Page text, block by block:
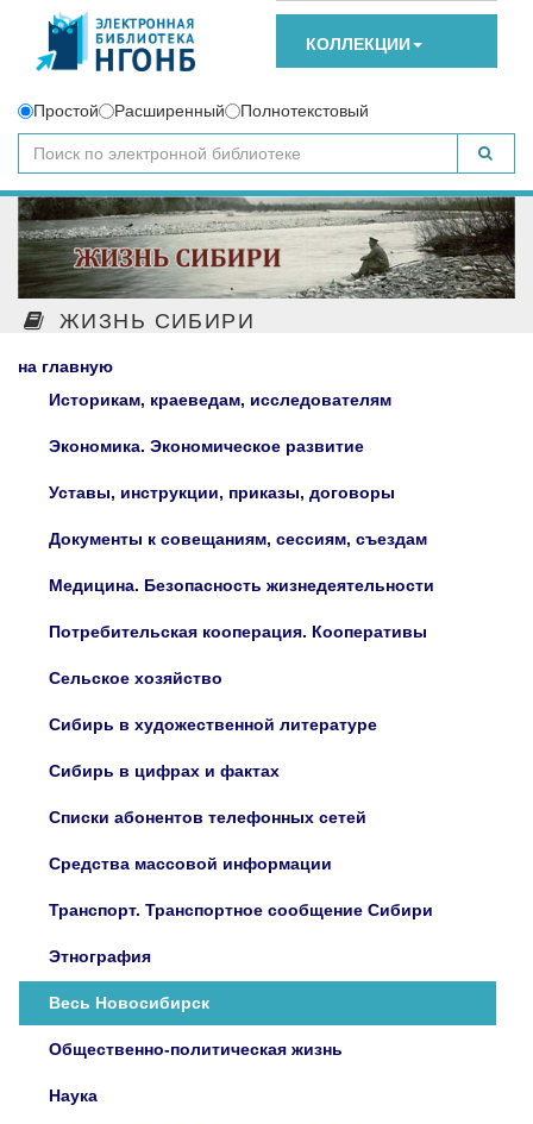
КОЛЛЕКЦИИ
Простой Расширенный Полнотекстовый
ЖИЗНЬ СИБИРИ
на главную
Историкам, краеведам, исследователям
Экономика. Экономическое развитие
Уставы, инструкции, приказы, договоры
Документы к совещаниям, сессиям, съездам
Медицина. Безопасность жизнедеятельности
Потребительская кооперация. Кооперативы
Сельское хозяйство
Сибирь в художественной литературе
Сибирь в цифрах и фактах
Списки абонентов телефонных сетей
Средства массовой информации
Транспорт. Транспортное сообщение Сибири
Этнография
Весь Новосибирск
Общественно-политическая жизнь
Наука